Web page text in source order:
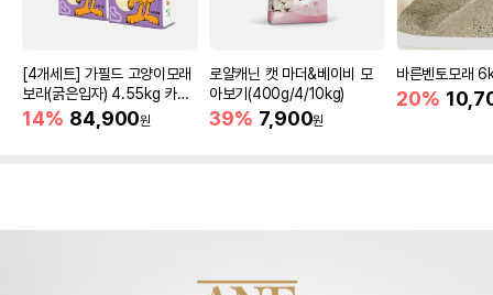
[4개세트] 가필드 고양이모래
보라(굵은입자) 4.55kg 카사
바모래
14% 84,900원
로얄캐닌 캣 마더&베이비 모
아보기(400g/4/10kg)
39% 7,900원
바른벤토모래
20%